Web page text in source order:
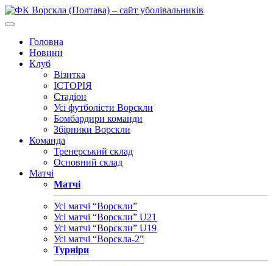
Головна
Новини
Клуб
Візитка
ІСТОРІЯ
Стадіон
Усі футболісти Ворскли
Бомбардири команди
Збірники Ворскли
Команда
Тренерський склад
Основний склад
Матчі
Матчі
Усі матчі “Ворскли”
Усі матчі “Ворскли” U21
Усі матчі “Ворскли” U19
Усі матчі “Ворскла-2”
Турніри